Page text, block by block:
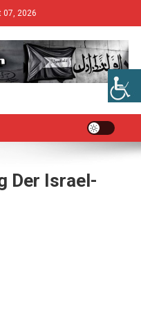
07, 2026
Der Israel-